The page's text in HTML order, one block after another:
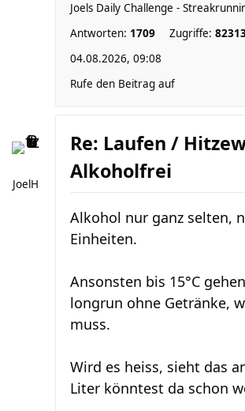
Joels Daily Challenge -
Antworten: 1709 Zugriffe:
04.08.2026, 09:08
Rufe den Beitrag auf
JoelH
Re: Laufen /
Alkoholfrei
Alkohol nur ganz selten,
Einheiten.
Ansonsten bis 15°C
longrun ohne Getränke,
muss.
Wird es heiss, sieht das
Liter könntest da schon